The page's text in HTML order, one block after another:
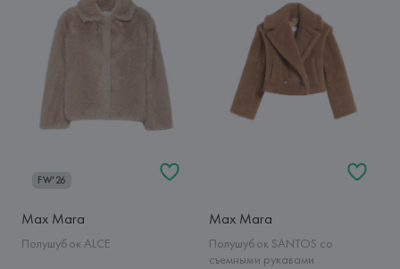
FW'26
Max Mara
Полушубок ALCE
Max Mara
Полушубок SANTOS со
съемными рукавами